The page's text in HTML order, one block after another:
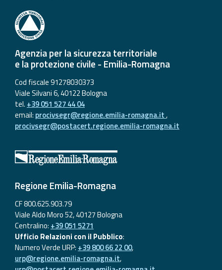
Romagna
Contatti
Agenzia per la sicurezza territoriale
e la protezione civile - Emilia-Romagna
Cod fiscale 91278030373
Viale Silvani 6, 40122 Bologna
tel. +39 051 527 44 04
email: procivsegr@regione.emilia-romagna.it,
procivsegr@postacert.regione.emilia-romagna.it
Regione Emilia-Romagna
CF 800.625.903.79
Viale Aldo Moro 52, 40127 Bologna
Centralino: +39 051 5271
Ufficio Relazioni con il Pubblico:
Numero Verde URP: +39 800 66 22 00,
urp@regione.emilia-romagna.it,